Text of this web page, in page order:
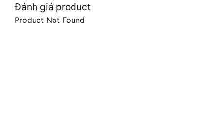
Đánh giá product
Product Not Found